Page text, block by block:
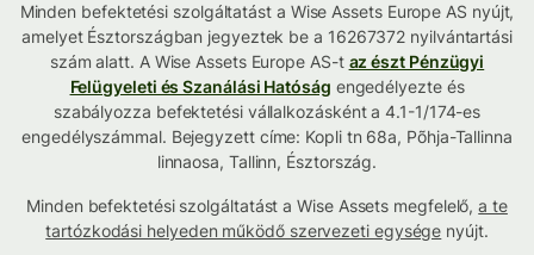
Minden befektetési szolgáltatást a Wise Assets Europe AS nyújt,
amelyet Észtországban jegyeztek be a 16267372 nyilvántartási
szám alatt. A Wise Assets Europe AS-t az észt Pénzügyi
Felügyeleti és Szanálási Hatóság engedélyezte és
szabályozza befektetési vállalkozásként a 4.1-1/174-es
engedélyszámmal. Bejegyzett címe: Kopli tn 68a, Põhja-Tallinna
linnaosa, Tallinn, Észtország.
Minden befektetési szolgáltatást a Wise Assets megfelelő,a te
tartózkodási helyeden működő szervezeti egysége nyújt.